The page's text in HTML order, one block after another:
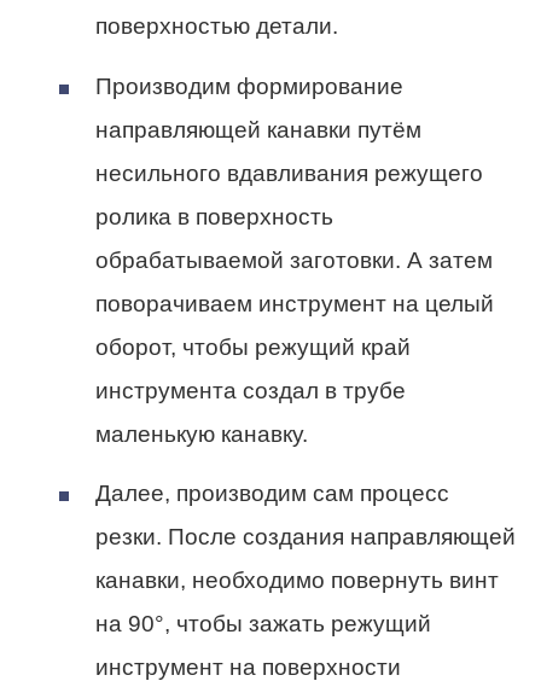
поверхностью детали.
Производим формирование
направляющей канавки путём
несильного вдавливания режущего
ролика в поверхность
обрабатываемой заготовки. А затем
поворачиваем инструмент на целый
оборот, чтобы режущий край
инструмента создал в трубе
маленькую канавку.
Далее, производим сам процесс
резки. После создания направляющей
канавки, необходимо повернуть винт
на 90°, чтобы зажать режущий
инструмент на поверхности